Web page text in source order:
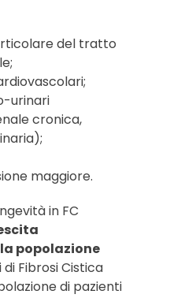
del tratto
urinari
cronica,
maggiore.
in FC
popolazione
Fibrosi Cistica
di pazienti